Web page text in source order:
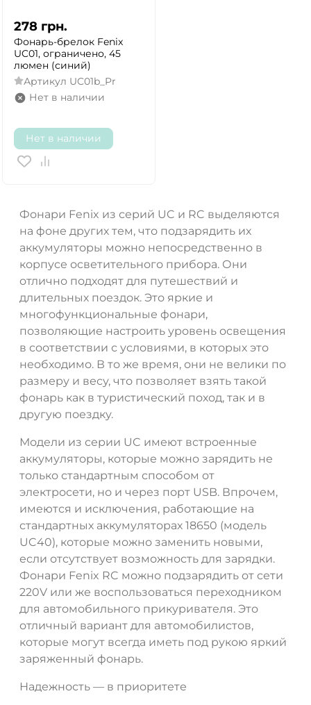
278 грн.
Фонарь-брелок Fenix
UC01, ограничено, 45
люмен (синий)
Артикул UC01b_Pr
Нет в наличии
Нет в наличии
Фонари Fenix из серий UC и RC выделяются
на фоне других тем, что подзарядить их
аккумуляторы можно непосредственно в
корпусе осветительного прибора. Они
отлично подходят для путешествий и
длительных поездок. Это яркие и
многофункциональные фонари,
позволяющие настроить уровень освещения
в соответствии с условиями, в которых это
необходимо. В то же время, они не велики по
размеру и весу, что позволяет взять такой
фонарь как в туристический поход, так и в
другую поездку.
Модели из серии UC имеют встроенные
аккумуляторы, которые можно зарядить не
только стандартным способом от
электросети, но и через порт USB. Впрочем,
имеются и исключения, работающие на
стандартных аккумуляторах 18650 (модель
UC40), которые можно заменить новыми,
если отсутствует возможность для зарядки.
Фонари Fenix RC можно подзарядить от сети
220V или же воспользоваться переходником
для автомобильного прикуривателя. Это
отличный вариант для автомобилистов,
которые могут всегда иметь под рукою яркий
заряженный фонарь.
Надежность — в приоритете